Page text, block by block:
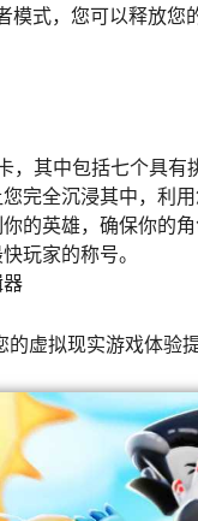
模式，您可以释放
其中包括七个具有
完全沉浸其中，利
的英雄，确保你的角
玩家的称号。
虚拟现实游戏体验